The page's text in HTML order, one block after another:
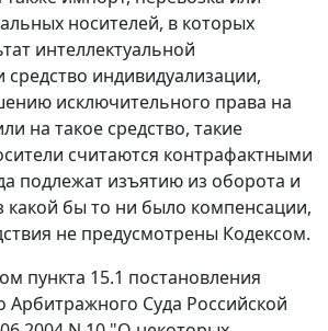
носителей, в которых
интеллектуальной
средство индивидуализации,
исключительного права на
на такое средство, такие
считаются контрафактными
подлежат изъятию из оборота и
бы то ни было компенсации,
не предусмотрены Кодексом.
пункта 15.1 постановления
Суда Российской